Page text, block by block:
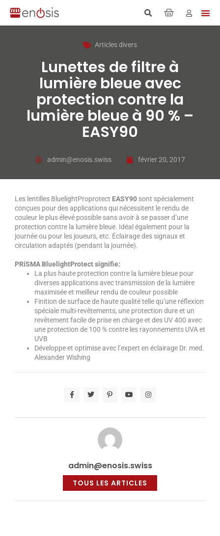
Articles divers
Lunettes de filtre à
lumière bleue avec
protection contre la
lumière bleue à 90 % –
EASY90
admin@enosis.swiss février 20, 2017
Les lentilles BluelightProprotect EASY90 sont spécialement
conçues pour des applications qui nécessitent le rendu de
couleur le plus élevé possible sans avoir à se passer d’une
protection contre la lumière bleue. Idéal également pour la
journée ou pour les joueurs, etc. Éclairage des signaux et
circulation adaptés (pendant la journée).
PRiSMA BluelightProtect signifie:
La plus haute protection contre la lumière bleue pour
diverses applications avec transmission de la lumière
maximisée et meilleur rendu de couleur possible
Finition de surface de haute qualité telle qu’une réflexion
spéciale multi-revêtements, une protection dure et un
revêtement facile de prise en charge et des UV 400 avec
une protection de 100 % contre les rayonnements UVA et
UVB
Développe et optimise avec l’expert en éclairage Dr. med.
Alexander Wishing
admin@enosis.swiss
TOUS LES ARTICLES